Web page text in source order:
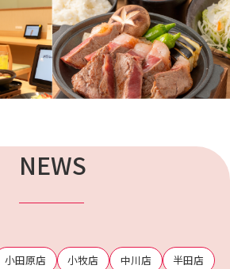
NEWS
小田原店 小牧店 中川店
半田店